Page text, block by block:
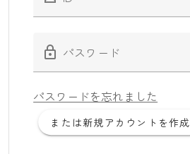
パスワード
パスワードを忘れました
または新規アカウントを作成